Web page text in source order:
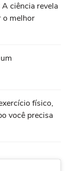
ciência revela
o melhor
físico,
você precisa